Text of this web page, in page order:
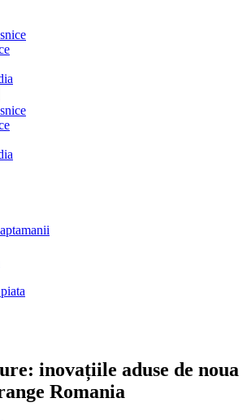
inovațiile aduse de noua
Romania